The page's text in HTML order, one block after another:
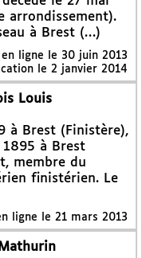
arrondissement).
à Brest (…)
ligne le 30 juin 2013
le 2 janvier 2014
Louis
à Brest (Finistère),
à Brest
membre du
finistérien. Le
ligne le 21 mars 2013